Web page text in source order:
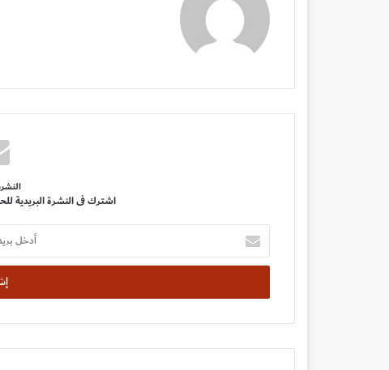
اشترك فى النشرة البريدية
أدخل
بريدك
الإلكتروني